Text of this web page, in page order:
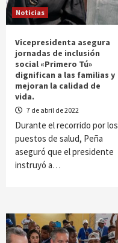
Noticias
Vicepresidenta asegura
jornadas de inclusión
social «Primero Tú»
dignifican a las familias y
mejoran la calidad de
vida.
7 de abril de 2022
Durante el recorrido por los
puestos de salud, Peña
aseguró que el presidente
instruyó a…